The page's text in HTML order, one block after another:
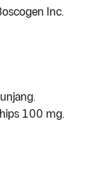
Inc.
100 mg.